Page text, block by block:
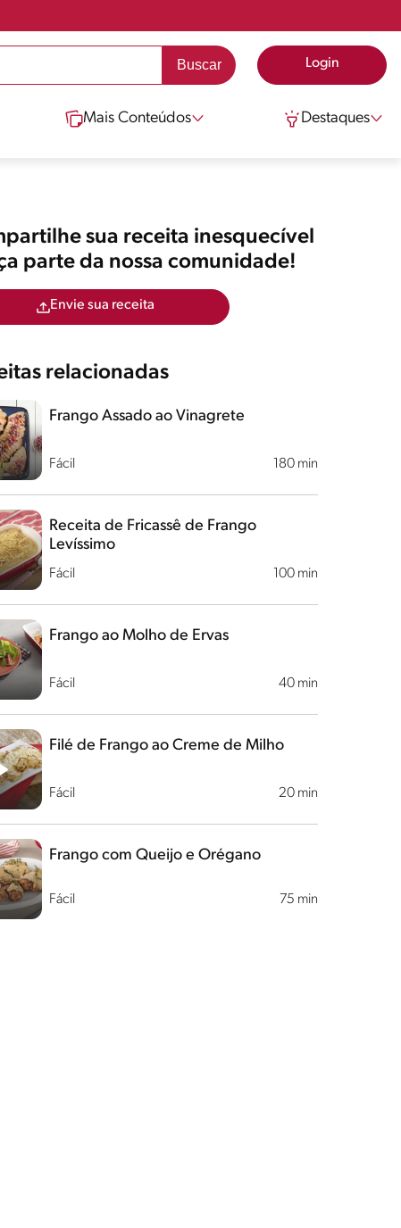
Login
Mais Conteúdos Destaques
sua receita inesquecível
parte da nossa comunidade!
Envie sua receita
relacionadas
Fácil 180 min
Frango Assado ao Vinagrete
Fácil 100 min
Receita de Fricassê de Frango
Levíssimo
Fácil 40 min
Frango ao Molho de Ervas
Fácil 20 min
Filé de Frango ao Creme de Milho
Fácil 75 min
Frango com Queijo e Orégano